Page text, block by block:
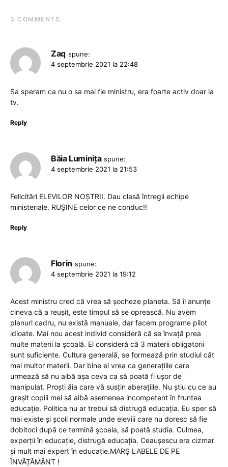
3 COMMENTS
Zaq spune:
4 septembrie 2021 la 22:48
Sa speram ca nu o sa mai fie ministru, era foarte activ doar la
tv.
Reply
Băia Luminița spune:
4 septembrie 2021 la 21:53
Felicitări ELEVILOR NOȘTRII. Dau clasă întregii echipe
ministeriale. RUȘINE celor ce ne conduc!!
Reply
Florin spune:
4 septembrie 2021 la 19:12
Acest ministru cred că vrea să șocheze planeta. Să îl anunțe
cineva că a reușit, este timpul să se oprească. Nu avem
planuri cadru, nu există manuale, dar facem programe pilot
idioate. Mai nou acest individ consideră că se învață prea
multe materii la școală. El consideră că 3 materii obligatorii
sunt suficiente. Cultura generală, se formează prin studiul cât
mai multor materii. Dar bine el vrea ca generațiile care
urmează să nu aibă așa ceva ca să poată fi ușor de
manipulat. Proști ăia care vă susțin aberațiile. Nu știu cu ce au
greșit copiii mei să aibă asemenea incompetent în fruntea
educație. Politica nu ar trebui să distrugă educația. Eu sper să
mai existe și școli normale unde eleviii care nu doresc să fie
dobitoci după ce termină școala, să poată studia. Culmea,
experții în educație, distrugă educația. Ceaușescu era cizmar
și mult mai expert în educație.MARȘ LABELE DE PE
ÎNVĂȚĂMÂNT !